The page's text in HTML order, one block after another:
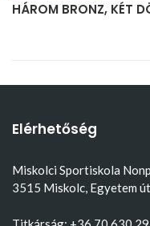
HÁROM BRONZ, KÉT
Elérhetőség
Miskolci Sportiskola
3515 Miskolc, Egyetem